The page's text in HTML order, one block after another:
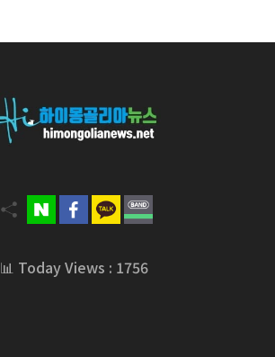
📊 Today Views : 1756